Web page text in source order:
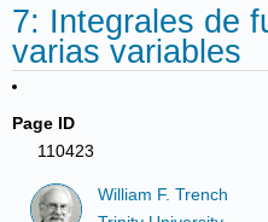
7: Integrales de
varias variables
Page ID
110423
William F. Trench